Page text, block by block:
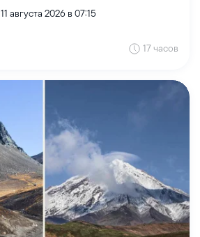
11 августа 2026 в 07:15
17 часов